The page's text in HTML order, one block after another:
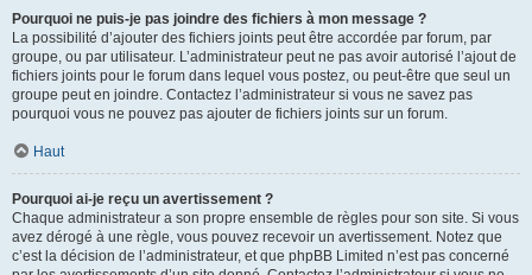
Pourquoi ne puis-je pas joindre des fichiers à mon message ?
La possibilité d’ajouter des fichiers joints peut être accordée par forum, par
groupe, ou par utilisateur. L’administrateur peut ne pas avoir autorisé l’ajout de
fichiers joints pour le forum dans lequel vous postez, ou peut-être que seul un
groupe peut en joindre. Contactez l’administrateur si vous ne savez pas
pourquoi vous ne pouvez pas ajouter de fichiers joints sur un forum.
Haut
Pourquoi ai-je reçu un avertissement ?
Chaque administrateur a son propre ensemble de règles pour son site. Si vous
avez dérogé à une règle, vous pouvez recevoir un avertissement. Notez que
c’est la décision de l’administrateur, et que phpBB Limited n’est pas concerné